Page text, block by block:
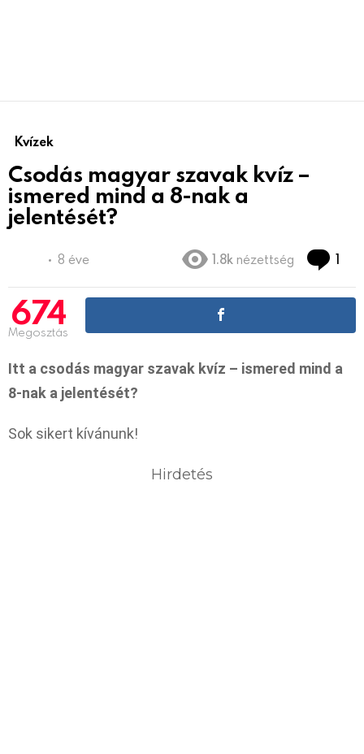
Kvízek
Csodás magyar szavak kvíz –
ismered mind a 8-nak a
jelentését?
8 éve 1.8k nézettség 1
674
Megosztás
Itt a csodás magyar szavak kvíz – ismered mind a
8-nak a jelentését?
Sok sikert kívánunk!
Hirdetés